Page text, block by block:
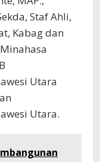
Staf Ahli,
Kabag dan
Utara
Utara.